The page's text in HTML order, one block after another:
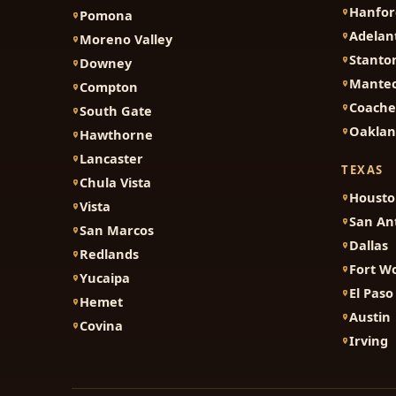
Pomona
Moreno Valley
Downey
Compton
South Gate
Hawthorne
Lancaster
Chula Vista
Vista
San Marcos
Redlands
Yucaipa
Hemet
Covina
TEXAS
San
Dallas
Fort
El Paso
Austin
Irving